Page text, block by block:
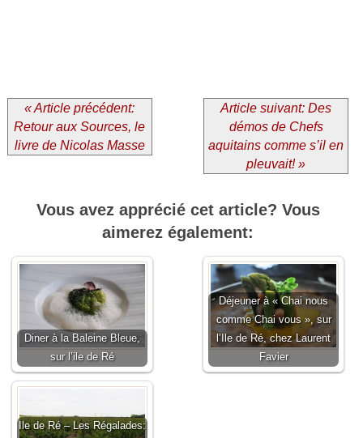
« Article précédent:
Retour aux Sources, le
livre de Nicolas Masse
Article suivant: Des
démos de Chefs
aquitains comme s’il en
pleuvait! »
Vous avez apprécié cet article? Vous
aimerez également:
Diner à la Baleine Bleue,
sur l’ile de Ré
Déjeuner à « Chai nous
comme Chai vous », sur
l’Ile de Ré, chez Laurent
Favier
Ile de Ré – Les Régalades: